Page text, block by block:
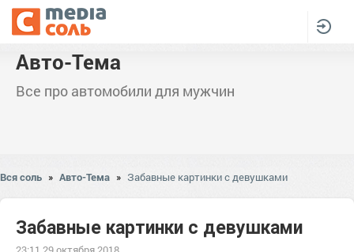
Авто-Тема
Все про автомобили для мужчин
Вся соль » Авто-Тема » Забавные картинки с девушками
Забавные картинки с девушками